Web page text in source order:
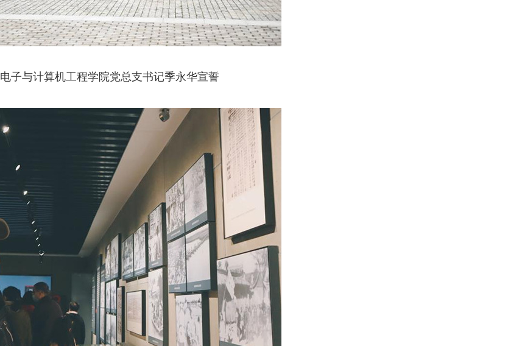
电子与计算机工程学院党总支书记季永华宣誓